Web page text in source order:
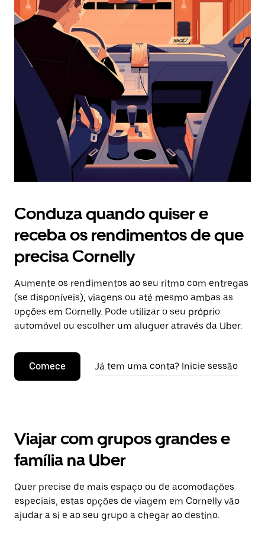
selecionar
uma
data.
Prima
o
botão
o
calendário.
Conduza quando quiser e
receba os rendimentos de que
precisa Cornelly
Aumente os rendimentos ao seu ritmo com entregas
(se disponíveis), viagens ou até mesmo ambas as
opções em Cornelly. Pode utilizar o seu próprio
automóvel ou escolher um aluguer através da Uber.
Comece Já tem uma conta? Inicie sessão
Viajar com grupos grandes e
família na Uber
Quer precise de mais espaço ou de acomodações
especiais, estas opções de viagem em Cornelly vão
ajudar a si e ao seu grupo a chegar ao destino.